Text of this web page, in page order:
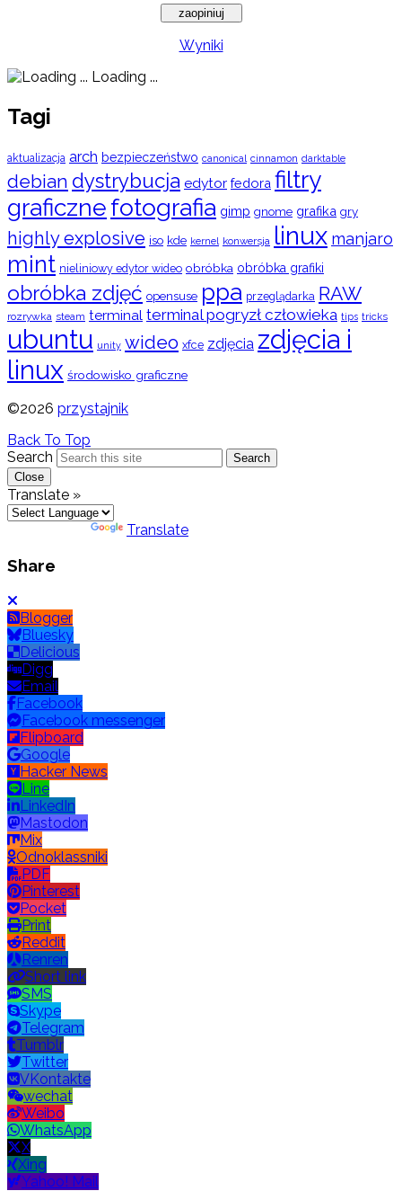
Wyniki
Loading ...
Tagi
aktualizacja arch bezpieczeństwo canonical cinnamon darktable
debian dystrybucja edytor fedora filtry
graficznefotografia gimp gnome grafika gry
highly explosive iso kde kernel konwersja linux manjaro
mint nieliniowy edytor wideo obróbka obróbka grafiki
obróbka zdjęć opensuse ppa przeglądarka RAW
rozrywka steam terminal terminal pogryzł człowieka tips tricks
ubuntu unity wideo xfce zdjęcia zdjęcia i
linux środowisko graficzne
©2026 przystajnik
Back To Top
Search
Search
Close
Translate »
Translate
Share
Blogger
Bluesky
Delicious
Digg
Email
Facebook
Facebook messenger
Flipboard
Google
Hacker News
Line
LinkedIn
Mastodon
Mix
Odnoklassniki
PDF
Pinterest
Pocket
Print
Reddit
Renren
Short link
SMS
Skype
Telegram
Tumblr
Twitter
VKontakte
wechat
Weibo
WhatsApp
X
Xing
Yahoo! Mail